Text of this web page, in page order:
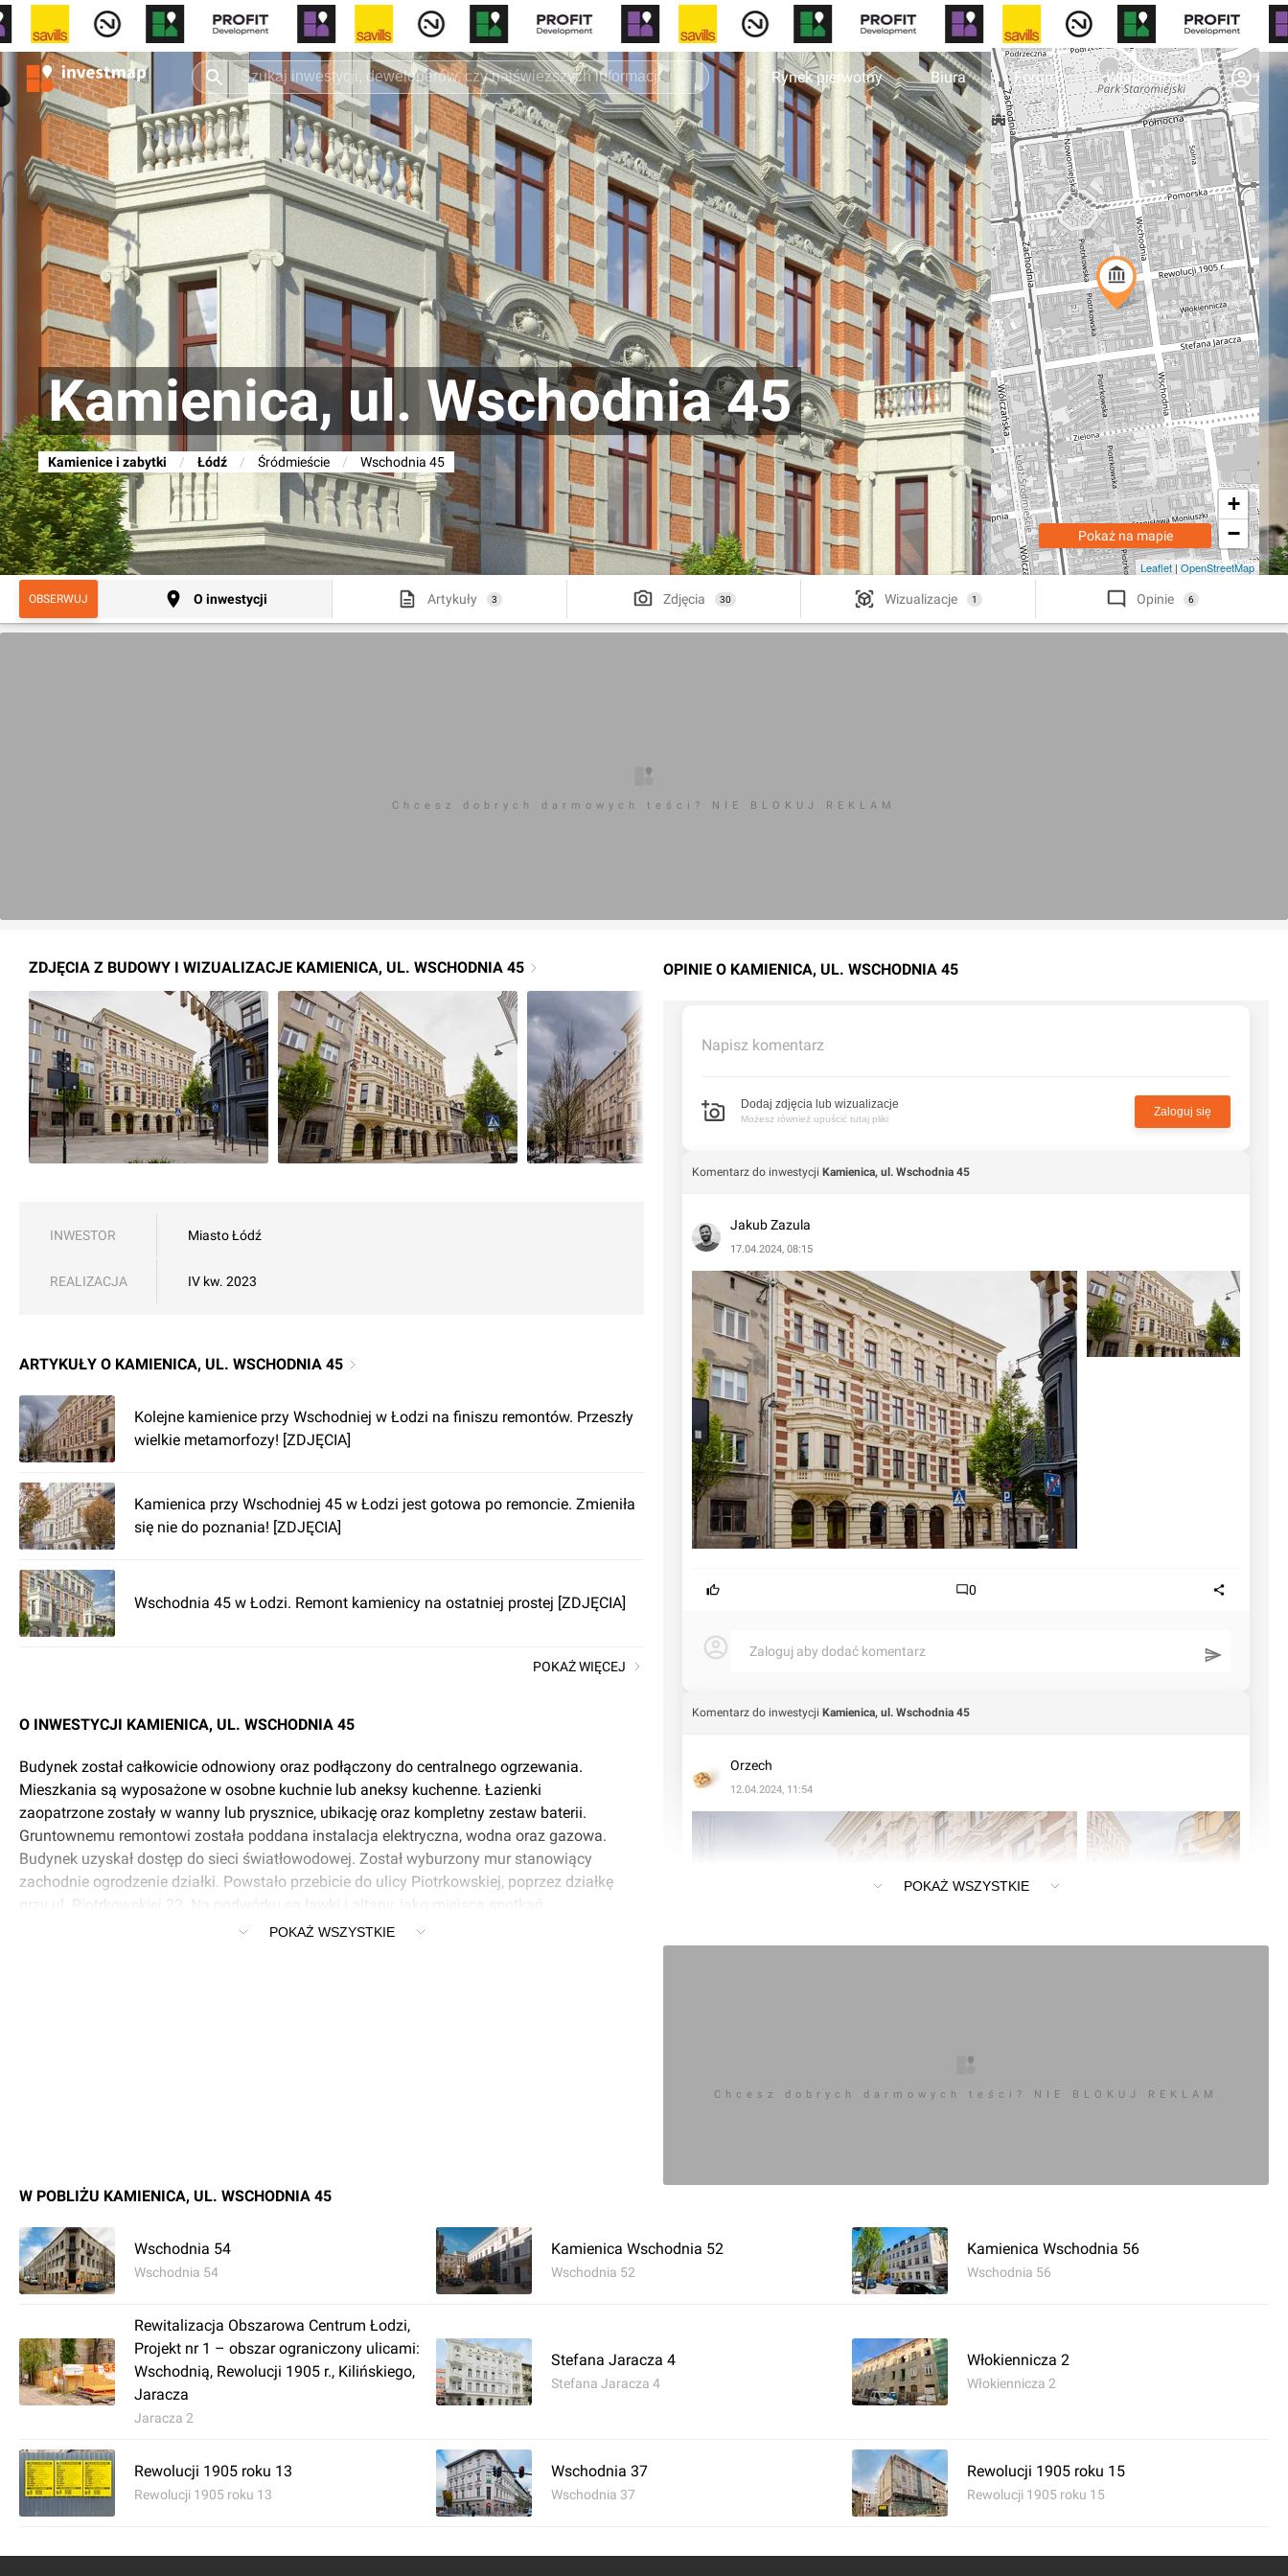
Rynek pierwotny Biura Forum Wiadomości
Kamienica, ul. Wschodnia 45
Kamienice i zabytki / Łódź / Śródmieście / Wschodnia 45
+
−
Leaflet |OpenStreetMap
Pokaż na mapie
OBSERWUJ O inwestycji Artykuły 3 Zdjęcia 30 Wizualizacje 1 Opinie 6
Chcesz dobrych darmowych teści? NIE BLOKUJ REKLAM
ZDJĘCIA Z BUDOWY I WIZUALIZACJE KAMIENICA, UL. WSCHODNIA 45
INWESTOR Miasto Łódź
REALIZACJA IV kw. 2023
ARTYKUŁY O KAMIENICA, UL. WSCHODNIA 45
Kolejne kamienice przy Wschodniej w Łodzi na finiszu remontów. Przeszły
wielkie metamorfozy! [ZDJĘCIA]
Kamienica przy Wschodniej 45 w Łodzi jest gotowa po remoncie. Zmieniła
się nie do poznania! [ZDJĘCIA]
Wschodnia 45 w Łodzi. Remont kamienicy na ostatniej prostej [ZDJĘCIA]
POKAŻ WIĘCEJ
O INWESTYCJI KAMIENICA, UL. WSCHODNIA 45
Budynek został całkowicie odnowiony oraz podłączony do centralnego ogrzewania.
Mieszkania są wyposażone w osobne kuchnie lub aneksy kuchenne. Łazienki
zaopatrzone zostały w wanny lub prysznice, ubikację oraz kompletny zestaw baterii.
Gruntownemu remontowi została poddana instalacja elektryczna, wodna oraz gazowa.
Budynek uzyskał dostęp do sieci światłowodowej. Został wyburzony mur stanowiący
zachodnie ogrodzenie działki. Powstało przebicie do ulicy Piotrkowskiej, poprzez działkę
przy ul. Piotrkowskiej 22. Na podwórku są ławki i altany, jako miejsca spotkań
mieszkańców oraz stojaki na rowery. Nawierzchnia podwórza została wymieniona,
POKAŻ WSZYSTKIE
OPINIE O KAMIENICA, UL. WSCHODNIA 45
Napisz komentarz
Dodaj zdjęcia lub wizualizacje
Możesz również upuścić tutaj pliki
Zaloguj się
Komentarz do inwestycji Kamienica, ul. Wschodnia 45
Jakub Zazula
17.04.2024, 08:15
0
Zaloguj aby dodać komentarz
Komentarz do inwestycji Kamienica, ul. Wschodnia 45
Orzech
12.04.2024, 11:54
Komentarz do inwestycji Kamienica, ul. Wschodnia 45
POKAŻ WSZYSTKIE
Chcesz dobrych darmowych teści? NIE BLOKUJ REKLAM
W POBLIŻU KAMIENICA, UL. WSCHODNIA 45
Wschodnia 54
Wschodnia 54
Kamienica Wschodnia 52
Wschodnia 52
Kamienica Wschodnia 56
Wschodnia 56
Rewitalizacja Obszarowa Centrum Łodzi,
Projekt nr 1 – obszar ograniczony ulicami:
Wschodnią, Rewolucji 1905 r., Kilińskiego,
Jaracza
Jaracza 2
Stefana Jaracza 4
Stefana Jaracza 4
Włokiennicza 2
Włokiennicza 2
Rewolucji 1905 roku 13
Rewolucji 1905 roku 13
Wschodnia 37
Wschodnia 37
Rewolucji 1905 roku 15
Rewolucji 1905 roku 15